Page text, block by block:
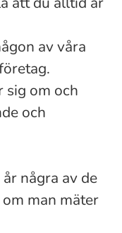
av våra
sig om och
och
några av de
man mäter